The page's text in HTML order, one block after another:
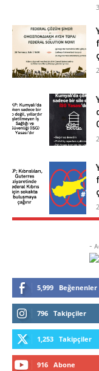
-
5,999 Beğenenler
796 Takipçiler
1,253 Takipçiler
916 Abone